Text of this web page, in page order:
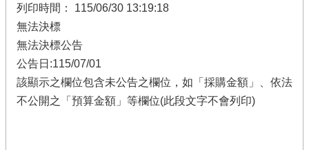
列印時間： 115/06/30 13:19:18
無法決標
無法決標公告
公告日:115/07/01
該顯示之欄位包含未公告之欄位，如「採購金額」、依法
不公開之「預算金額」等欄位(此段文字不會列印)